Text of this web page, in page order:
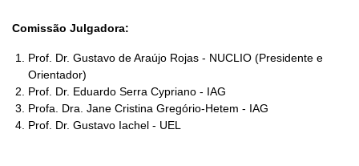
Comissão Julgadora:
Prof. Dr. Gustavo de Araújo Rojas - NUCLIO (Presidente e
Orientador)
Prof. Dr. Eduardo Serra Cypriano - IAG
Profa. Dra. Jane Cristina Gregório-Hetem - IAG
Prof. Dr. Gustavo Iachel - UEL